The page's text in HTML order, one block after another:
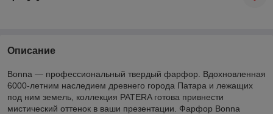
Описание
Bonna — профессиональный твердый фарфор. Вдохновленная
6000-летним наследием древнего города Патара и лежащих
под ним земель, коллекция PATERA готова привнести
мистический оттенок в ваши презентации. Фарфор Bonna